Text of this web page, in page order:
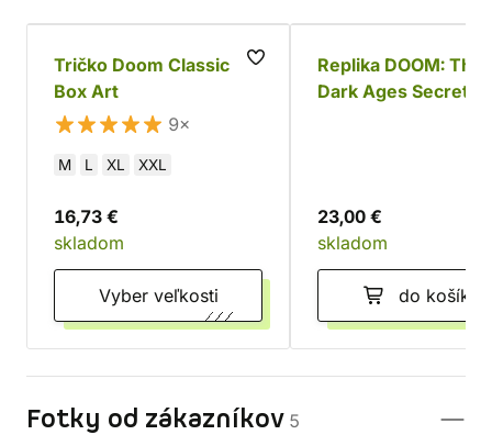
Tričko Doom Classic
Box Art
9×
M L XL XXL
16,73 €
skladom
Vyber veľkosti
Replika DOOM: The
Dark Ages Secret
23,00 €
skladom
do košíka
Fotky od zákazníkov 5